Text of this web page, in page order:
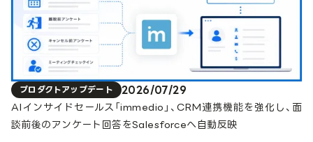
プロダクトアップデート
2026/07/29
AIインサイドセールス「immedio」、CRM連携機能を強化し、面
談前後のアンケート回答をSalesforceへ自動反映